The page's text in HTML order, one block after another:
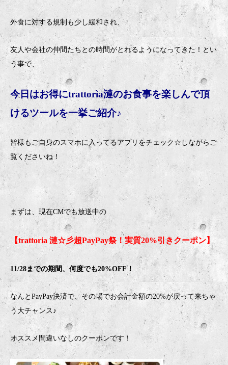
外食に対する規制も少し緩和され、
友人や会社の仲間たちとの時間がとれるようになってきた！とい
う事で、
今日はお得にtrattorìa漣のお食事を楽しんで頂
けるツールを一挙ご紹介♪
皆様もご自身のスマホに入ってるアプリをチェック ☆ しながらご
覧くださいね！
まずは、現在CMでも放送中の
【trattoria 漣☆彡超PayPay祭！実質20%引きクーポン】
11/28 までの期間、何度でも20%OFF！
なんと PayPay決済で、その場でお会計金額の20%が戻って来ちゃ
う大チャンス♪
オススメ間違いなしのクーポンです！